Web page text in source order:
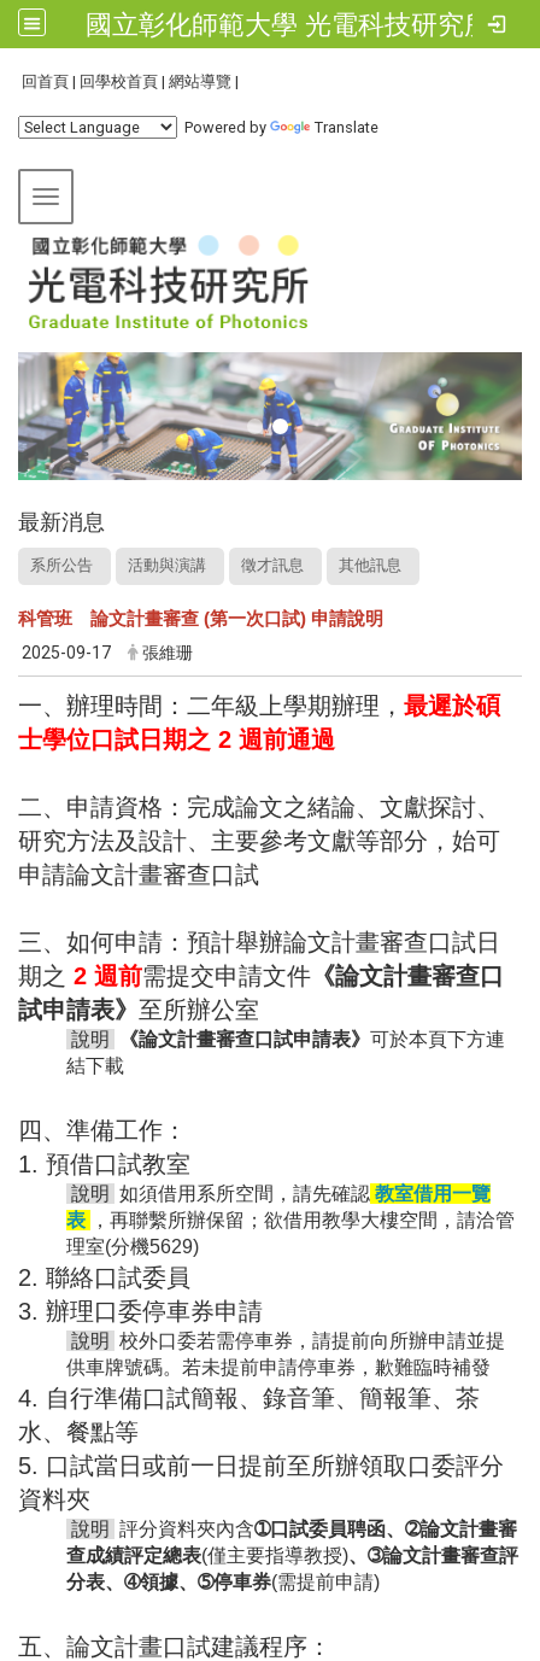
國立彰化師範大學 光電科技研究所
回首頁 | 回學校首頁 | 網站導覽 |
Powered by Translate
Toggle navigation
最新消息
系所公告 活動與演講 徵才訊息 其他訊息
科管班 論文計畫審查 (第一次口試) 申請說明
2025-09-17 張維珊
一、辦理時間：二年級上學期辦理， 最遲於碩
士學位口試日期之 2 週前通過
二、申請資格：完成論文之緒論、文獻探討、
研究方法及設計、主要參考文獻等部分，始可
申請論文計畫審查口試
三、如何申請：預計舉辦論文計畫審查口試日
期之 2 週前需提交申請文件 《論文計畫審查口
試申請表》 至所辦公室
說明 《論文計畫審查口試申請表》 可於本頁下方連
結下載
四、準備工作：
1. 預借口試教室
說明 如須借用系所空間，請先確認 教室借用一覽
表
，再聯繫所辦保留；欲借用教學大樓空間，請洽管
理室(分機5629)
2. 聯絡口試委員
3. 辦理口委停車券申請
說明 校外口委若需停車券，請提前向所辦申請並提
供車牌號碼。若未提前申請停車券，歉難臨時補發
4. 自行準備口試簡報、錄音筆、簡報筆、茶
水、餐點等
5. 口試當日或前一日提前至所辦領取口委評分
資料夾
說明 評分資料夾內含➀口試委員聘函、➁論文計畫審
查成績評定總表(僅主要指導教授)、➂論文計畫審查評
分表、➃領據、➄停車券(需提前申請)
五、論文計畫口試建議程序：